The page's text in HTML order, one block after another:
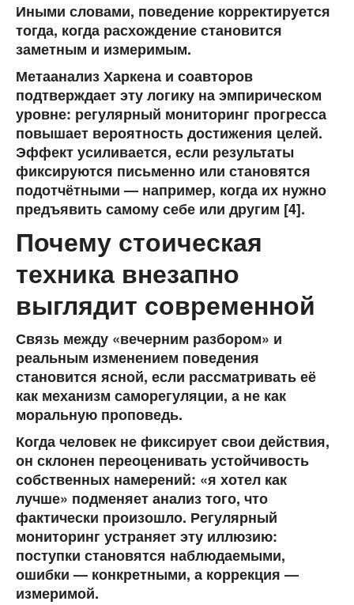
Иными словами, поведение корректируется
тогда, когда расхождение становится
заметным и измеримым.
Метаанализ Харкена и соавторов
подтверждает эту логику на эмпирическом
уровне: регулярный мониторинг прогресса
повышает вероятность достижения целей.
Эффект усиливается, если результаты
фиксируются письменно или становятся
подотчётными — например, когда их нужно
предъявить самому себе или другим [4].
Почему стоическая
техника внезапно
выглядит современной
Связь между «вечерним разбором» и
реальным изменением поведения
становится ясной, если рассматривать её
как механизм саморегуляции, а не как
моральную проповедь.
Когда человек не фиксирует свои действия,
он склонен переоценивать устойчивость
собственных намерений: «я хотел как
лучше» подменяет анализ того, что
фактически произошло. Регулярный
мониторинг устраняет эту иллюзию:
поступки становятся наблюдаемыми,
ошибки — конкретными, а коррекция —
измеримой.